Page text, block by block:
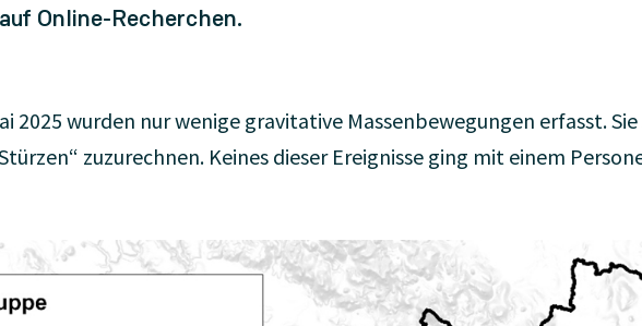
Online-Recherchen.
2025 wurden nur wenige gravitative Massenbewegungen erfasst.
zuzurechnen. Keines dieser Ereignisse ging mit einem